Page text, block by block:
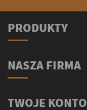
PRODUKTY
NASZA FIRMA
TWOJE KONTO